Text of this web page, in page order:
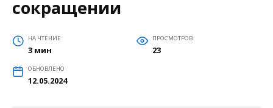
сокращении
НА ЧТЕНИЕ
3 мин
ПРОСМОТРОВ
23
ОБНОВЛЕНО
12.05.2024